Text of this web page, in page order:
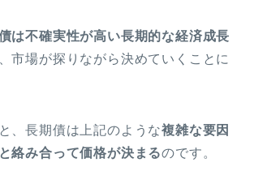
は不確実性が高い長期的な経済成長
市場が探りながら決めていくことに
、長期債は上記のような複雑な要因
絡み合って価格が決まるのです。